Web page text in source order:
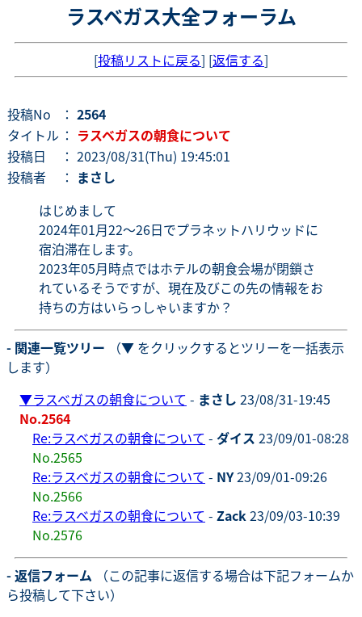
ラスベガス大全フォーラム
[投稿リストに戻る] [返信する]
投稿No ： 2564
タイトル ： ラスベガスの朝食について
投稿日
： 2023/08/31(Thu) 19:45:01
投稿者
： まさし
はじめまして
2024年01月22～26日でプラネットハリウッドに
宿泊滞在します。
2023年05月時点ではホテルの朝食会場が閉鎖さ
れているそうですが、現在及びこの先の情報をお
持ちの方はいらっしゃいますか？
- 関連一覧ツリー （▼ をクリックするとツリーを一括表示
します）
▼ラスベガスの朝食について - まさし 23/08/31-19:45
No.2564
Re:ラスベガスの朝食について - ダイス 23/09/01-08:28
No.2565
Re:ラスベガスの朝食について - NY23/09/01-09:26
No.2566
Re:ラスベガスの朝食について - Zack23/09/03-10:39
No.2576
- 返信フォーム （この記事に返信する場合は下記フォームか
ら投稿して下さい）